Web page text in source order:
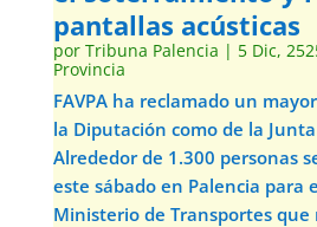
pantallas acústicas
por Tribuna Palencia | 5 Dic,
Provincia
FAVPA ha reclamado un
la Diputación como de la
Alrededor de 1.300 personas
este sábado en Palencia para
Ministerio de Transportes